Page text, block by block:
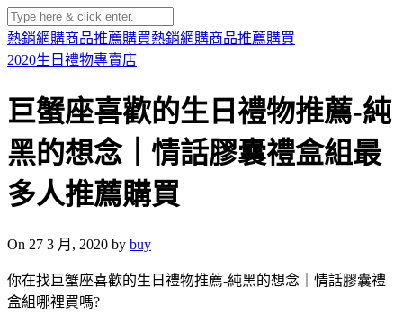
熱銷網購商品推薦購買熱銷網購商品推薦購買
2020生日禮物專賣店
巨蟹座喜歡的生日禮物推薦-純
黑的想念｜情話膠囊禮盒組最
多人推薦購買
On 27 3 月, 2020 by buy
你在找巨蟹座喜歡的生日禮物推薦-純黑的想念｜情話膠囊禮
盒組哪裡買嗎?